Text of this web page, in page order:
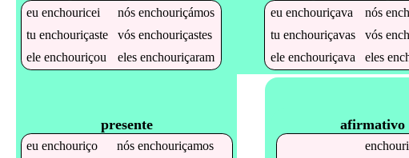
euenchouricei nósenchouriçámos
tuenchouriçaste vósenchouriçastes
eleenchouriçou elesenchouriçaram
eu enchouriçava nós
tu enchouriçavas vós
ele enchouriçava eles
presente
euenchouriço nósenchouriçamos
afirmativo